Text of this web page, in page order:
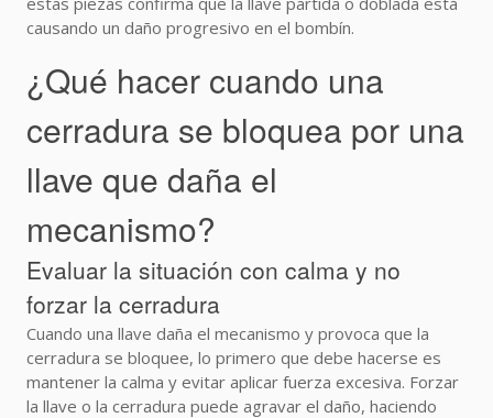
causando un daño progresivo en el bombín.
¿Qué hacer cuando una
cerradura se bloquea por una
llave que daña el
mecanismo?
Evaluar la situación con calma y no
forzar la cerradura
Cuando una llave daña el mecanismo y provoca que la
cerradura se bloquee, lo primero que debe hacerse es
mantener la calma y evitar aplicar fuerza excesiva. Forzar
la llave o la cerradura puede agravar el daño, haciendo